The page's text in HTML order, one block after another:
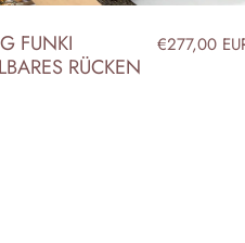
FUNKI
RÜCKEN
€277,00